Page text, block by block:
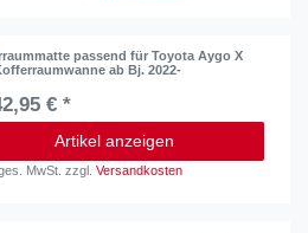
passend für Toyota Aygo X
ab Bj. 2022-
€ *
Artikel anzeigen
MwSt. zzgl.Versandkosten